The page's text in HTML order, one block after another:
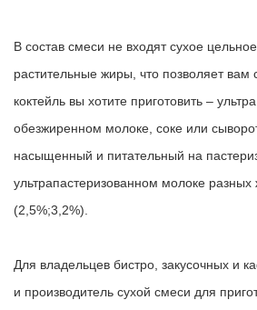
В состав смеси не входят сухое
растительные жиры , что позволяет
коктейль вы хотите приготовить –
обезжиренном молоке, соке или
насыщенный и питательный на
ультрапастеризованном молоке разных
(2,5%;3,2%).
Для владельцев бистро, закусочных и
и производитель сухой смеси для